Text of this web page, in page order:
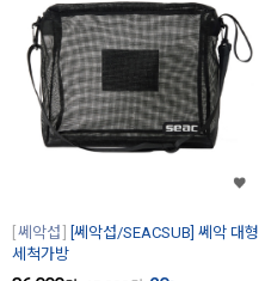
쎄악섭
[쎄악섭/SEACSUB] 쎄악 대형
세척가방